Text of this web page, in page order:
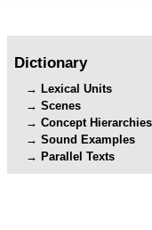
Dictionary
Lexical Units
Scenes
Concept Hierarchies
Sound Examples
Parallel Texts